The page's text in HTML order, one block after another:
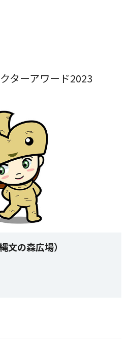
ターアワード2023
文の森広場）